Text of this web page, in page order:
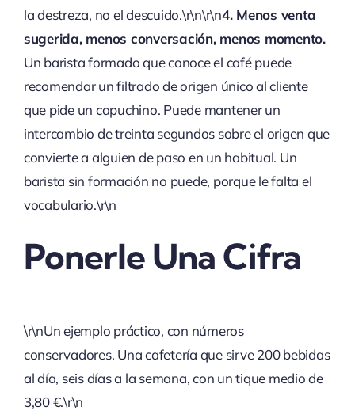
la destreza, no el descuido.\r\n\r\n4. Menos venta
sugerida, menos conversación, menos momento.
Un barista formado que conoce el café puede
recomendar un filtrado de origen único al cliente
que pide un capuchino. Puede mantener un
intercambio de treinta segundos sobre el origen que
convierte a alguien de paso en un habitual. Un
barista sin formación no puede, porque le falta el
vocabulario.\r\n
Ponerle Una Cifra
\r\nUn ejemplo práctico, con números
conservadores. Una cafetería que sirve 200 bebidas
al día, seis días a la semana, con un tique medio de
3,80 €.\r\n